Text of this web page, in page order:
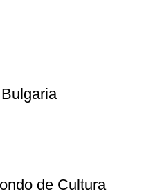
de Cultura